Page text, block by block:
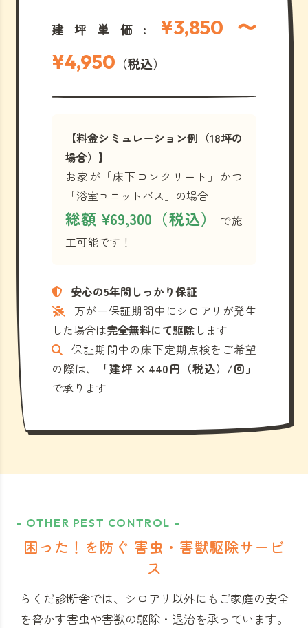
建坪単価: ¥3,850 〜
¥4,950 （税込）
【料金シミュレーション例（18坪の
場合）】
お家が「床下コンクリート」かつ
「浴室ユニットバス」の場合
総額 ¥69,300（税込）
で施
工可能です！
安心の5年間しっかり保証
万が一保証期間中にシロアリが発生
した場合は完全無料にて駆除 します
保証期間中の床下定期点検をご希望
の際は、
「建坪 × 440円（税込）/回」
で承ります
- OTHER PEST CONTROL -
困った！を防ぐ 害虫・害獣駆除サービ
ス
らくだ診断舎では、シロアリ以外にもご家庭の安全
を脅かす害虫や害獣の駆除・退治を承っています。